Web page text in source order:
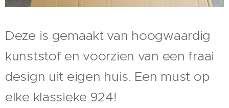
Deze is gemaakt van hoogwaardig
kunststof en voorzien van een fraai
design uit eigen huis. Een must op
elke klassieke 924!